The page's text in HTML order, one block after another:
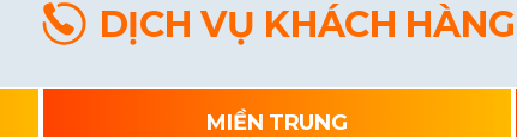
DỊCH VỤ KHÁCH HÀNG
MIỀN TRUNG